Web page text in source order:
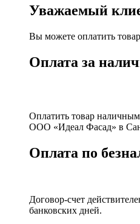
Уважаемый
Вы можете оплатить
Оплата за
Оплатить товар
ООО «Идеал Фасад» в
Оплата по
Договор-счет
банковских дней.